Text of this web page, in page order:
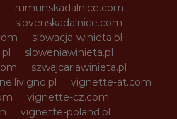
rumunskadalnice.com
slovenskadalnice.com
slowacja-winieta.pl
sloweniawinieta.pl
szwajcariawinieta.pl
vignette-at.com
vignette-cz.com
vignette-poland.pl